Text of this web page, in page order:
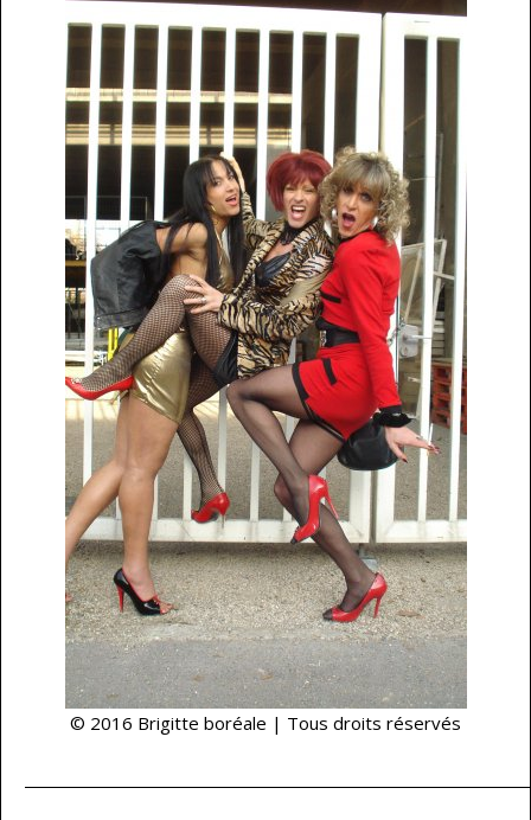
© 2016 Brigitte boréale | Tous droits réservés